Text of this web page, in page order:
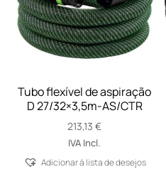
Tubo flexível de aspiração
D 27/32×3,5m-AS/CTR
213,13€
IVA Incl.
Adicionar á lista de desejos